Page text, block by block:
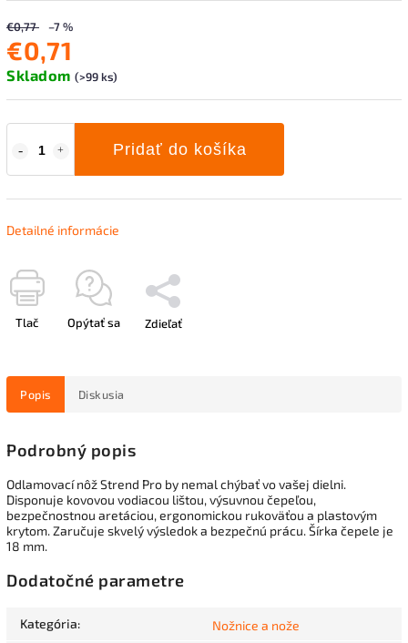
€0,77 –7 %
€0,71
Skladom (>99 ks)
Pridať do košíka
Detailné informácie
Tlač Opýtať sa Zdieľať
Popis Diskusia
Podrobný popis
Odlamovací nôž Strend Pro by nemal chýbať vo vašej dielni.
Disponuje kovovou vodiacou lištou, výsuvnou čepeľou,
bezpečnostnou aretáciou, ergonomickou rukoväťou a plastovým
krytom. Zaručuje skvelý výsledok a bezpečnú prácu. Šírka čepele je
18 mm.
Dodatočné parametre
Kategória: Nožnice a nože